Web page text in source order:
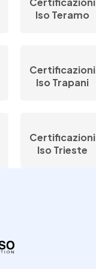
Iso Teramo
Certificazioni
Iso Trapani
Certificazioni
Iso Trieste